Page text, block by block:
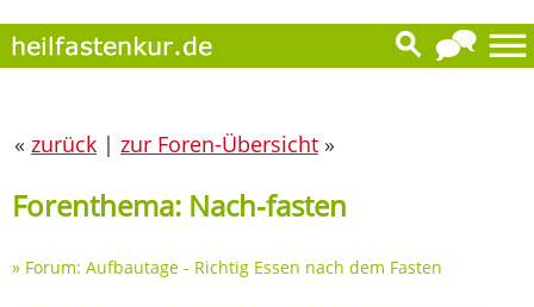
« zurück | zur Foren-Übersicht »
Forenthema: Nach-fasten
» Forum: Aufbautage - Richtig Essen nach dem Fasten